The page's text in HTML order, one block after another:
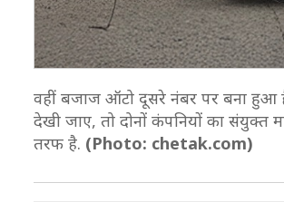
वहीं बजाज ऑटो दूसरे नंबर पर बना हुआ
देखी जाए, तो दोनों कंपनियों का संयुक्त
तरफ है. (Photo: chetak.com)